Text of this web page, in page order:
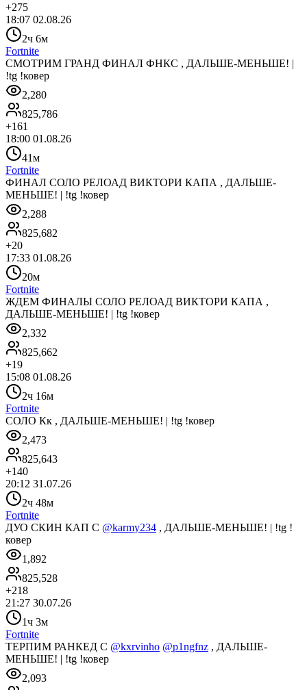
+275
18:07 02.08.26
2ч 6м
Fortnite
СМОТРИМ ГРАНД ФИНАЛ ФНКС , ДАЛЬШЕ-МЕНЬШЕ! |
!tg !ковер
2,280
825,786
+161
18:00 01.08.26
41м
Fortnite
ФИНАЛ СОЛО РЕЛОАД ВИКТОРИ КАПА , ДАЛЬШЕ-
МЕНЬШЕ! | !tg !ковер
2,288
825,682
+20
17:33 01.08.26
20м
Fortnite
ЖДЕМ ФИНАЛЫ СОЛО РЕЛОАД ВИКТОРИ КАПА ,
ДАЛЬШЕ-МЕНЬШЕ! | !tg !ковер
2,332
825,662
+19
15:08 01.08.26
2ч 16м
Fortnite
СОЛО Кк , ДАЛЬШЕ-МЕНЬШЕ! | !tg !ковер
2,473
825,643
+140
20:12 31.07.26
2ч 48м
Fortnite
ДУО СКИН КАП С @karmy234 , ДАЛЬШЕ-МЕНЬШЕ! | !tg !
ковер
1,892
825,528
+218
21:27 30.07.26
1ч 3м
Fortnite
ТЕРПИМ РАНКЕД С @kxrvinho @p1ngfnz , ДАЛЬШЕ-
МЕНЬШЕ! | !tg !ковер
2,093